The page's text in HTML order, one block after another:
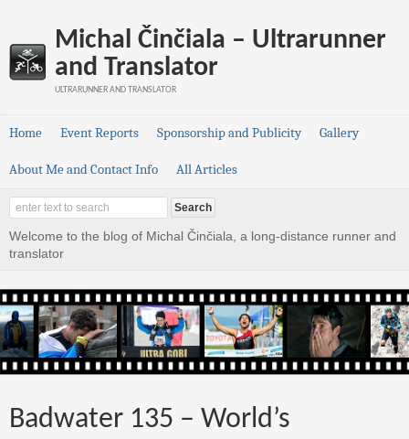
Michal Činčiala – Ultrarunner
and Translator
ULTRARUNNER AND TRANSLATOR
Home Event Reports Sponsorship and Publicity Gallery
About Me and Contact Info All Articles
Welcome to the blog of Michal Činčiala, a long-distance runner and
translator
Badwater 135 – World’s